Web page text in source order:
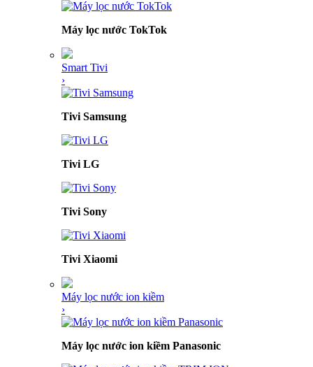
Máy lọc nước TokTok
Smart Tivi
›
Tivi Samsung
Tivi LG
Tivi Sony
Tivi Xiaomi
Máy lọc nước ion kiềm
›
Máy lọc nước ion kiềm Panasonic